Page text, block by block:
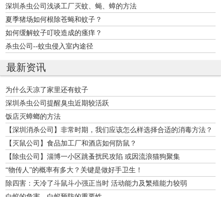
深圳杀虫公司浅谈工厂灭蚊、蝇、蟑的方法
夏季猪场如何根除苍蝇和蚊子？
如何缓解蚊子叮咬造成的瘙痒？
杀虫公司--蚊虫侵入室内途径
最新资讯
为什么天凉了家里还有蚊子
深圳杀虫公司提醒臭虫近期较活跃
饭店灭蟑螂的方法
【深圳消杀公司】非常时期，我们应该怎么样选择合适的消毒方法？
【灭鼠公司】食品加工厂和酒店如何防鼠？
【除虫公司】淄博一小区跳蚤扰民攻陷 或因流浪猫狗聚集
“物传人”的概率有多大？关键是做好手卫生！
除四害：天冷了斗鼠斗小强正当时 活动能力及繁殖能力较弱